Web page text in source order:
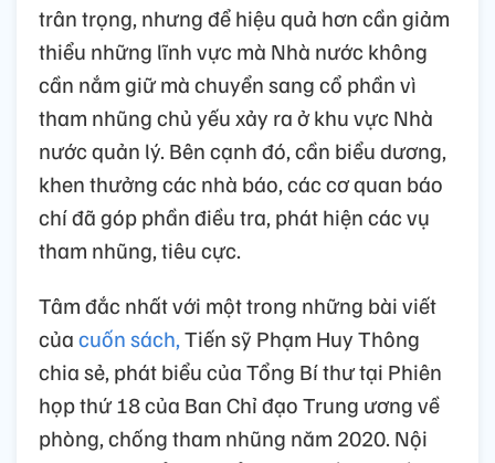
trân trọng, nhưng để hiệu quả hơn cần giảm
thiểu những lĩnh vực mà Nhà nước không
cần nắm giữ mà chuyển sang cổ phần vì
tham nhũng chủ yếu xảy ra ở khu vực Nhà
nước quản lý. Bên cạnh đó, cần biểu dương,
khen thưởng các nhà báo, các cơ quan báo
chí đã góp phần điều tra, phát hiện các vụ
tham nhũng, tiêu cực.
Tâm đắc nhất với một trong những bài viết
củacuốn sách,Tiến sỹ Phạm Huy Thông
chia sẻ, phát biểu của Tổng Bí thư tại Phiên
họp thứ 18 của Ban Chỉ đạo Trung ương về
phòng, chống tham nhũng năm 2020. Nội